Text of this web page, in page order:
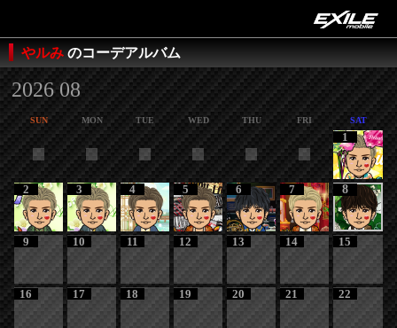
やルみ のコーデアルバム
2026 08
SUN MON TUE WED THU FRI SAT
1
2 3 4 5 6 7 8
9 10 11 12 13 14 15
16 17 18 19 20 21 22